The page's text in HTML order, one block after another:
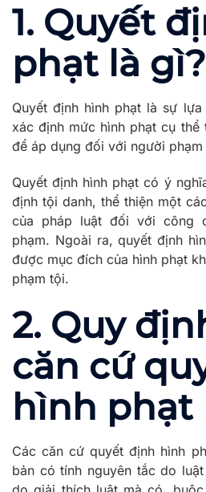
1. Quyết
phạt là gì?
Quyết định hình phạt là sự
xác định mức hình phạt cụ
để áp dụng đối với người
Quyết định hình phạt có ý
định tội danh, thể thiện một
của pháp luật đối với công
phạm. Ngoài ra, quyết định
được mục đích của hình phạt
phạm tội.
2. Quy
căn cứ
hình phạt
Các căn cứ quyết định hình
bản có tính nguyên tắc do